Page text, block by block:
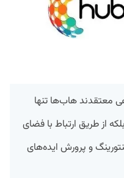
معتقدند هاب‌ها تنها
از طریق ارتباط با فضای
و پرورش ایده‌های